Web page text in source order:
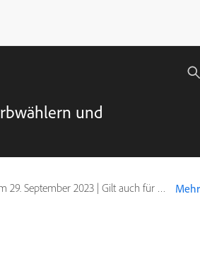
und
29. September 2023 | Gilt auch für Adobe Photoshop CS6 Mehr